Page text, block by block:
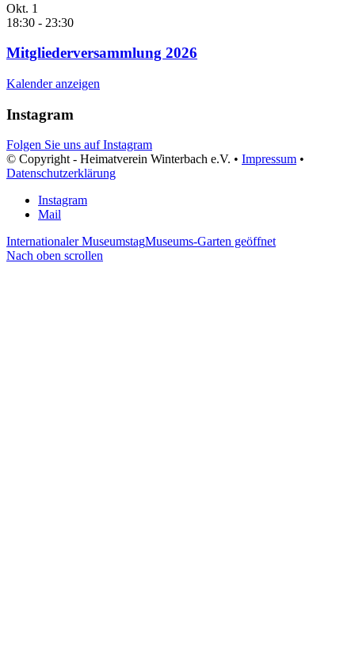
Okt. 1
18:30 - 23:30
Mitgliederversammlung 2026
Kalender anzeigen
Instagram
Folgen Sie uns auf Instagram
© Copyright - Heimatverein Winterbach e.V. • Impressum •
Datenschutzerklärung
Instagram
Mail
Internationaler MuseumstagMuseums-Garten geöffnet
Nach oben scrollen